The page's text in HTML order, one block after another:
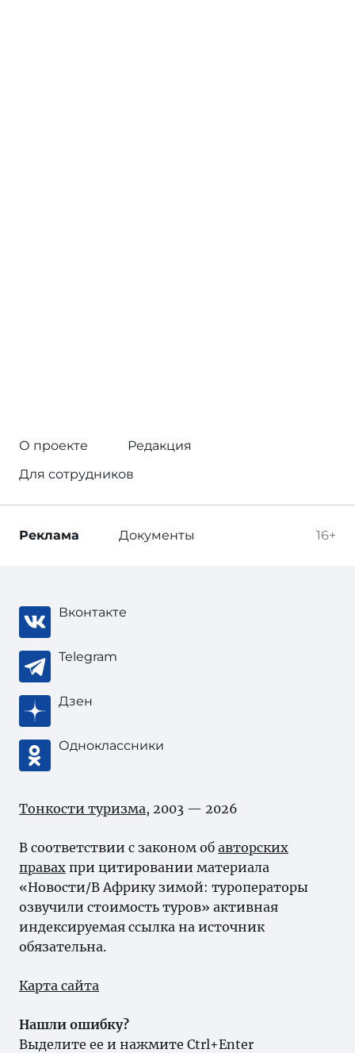
О проекте
Редакция
Для сотрудников
16+
Реклама Документы
Вконтакте
Telegram
Дзен
Одноклассники
Тонкости туризма, 2003 — 2026
В соответствии с законом об авторских
правах при цитировании материала
«Новости/В Африку зимой: туроператоры
озвучили стоимость туров» активная
индексируемая ссылка на источник
обязательна.
Карта сайта
Нашли ошибку?
Выделите ее и нажмите Ctrl+Enter